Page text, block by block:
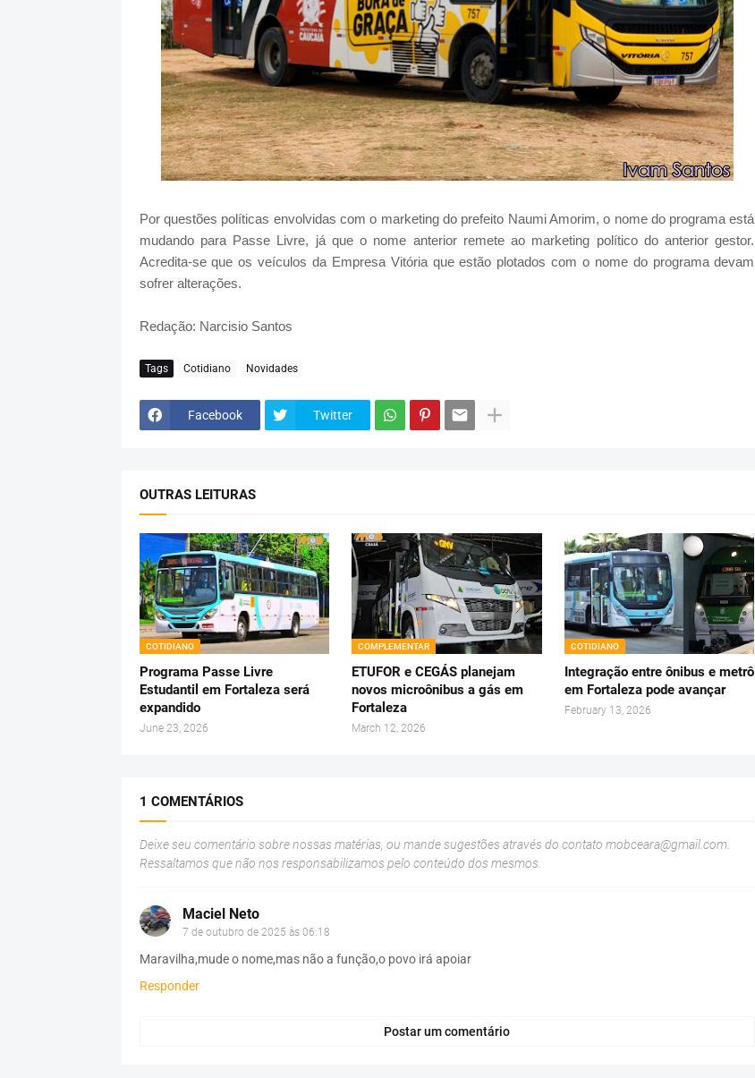
Por questões políticas envolvidas com o marketing do prefeito Naumi Amorim, o nome do programa está
mudando para Passe Livre, já que o nome anterior remete ao marketing político do anterior gestor.
Acredita-se que os veículos da Empresa Vitória que estão plotados com o nome do programa devam
sofrer alterações.
Redação: Narcisio Santos
Tags Cotidiano Novidades
Facebook Twitter
OUTRAS LEITURAS
COTIDIANO
Programa Passe Livre
Estudantil em Fortaleza será
expandido
June 23, 2026
COMPLEMENTAR
ETUFOR e CEGÁS planejam
novos microônibus a gás em
Fortaleza
March 12, 2026
COTIDIANO
Integração entre ônibus e metrô
em Fortaleza pode avançar
February 13, 2026
1 COMENTÁRIOS
Deixe seu comentário sobre nossas matérias, ou mande sugestões através do contato mobceara@gmail.com
Ressaltamos que não nos responsabilizamos pelo conteúdo dos mesmos.
Maciel Neto
7 de outubro de 2025 às 06:18
Maravilha,mude o nome,mas não a função,o povo irá apoiar
Responder
Postar um comentário